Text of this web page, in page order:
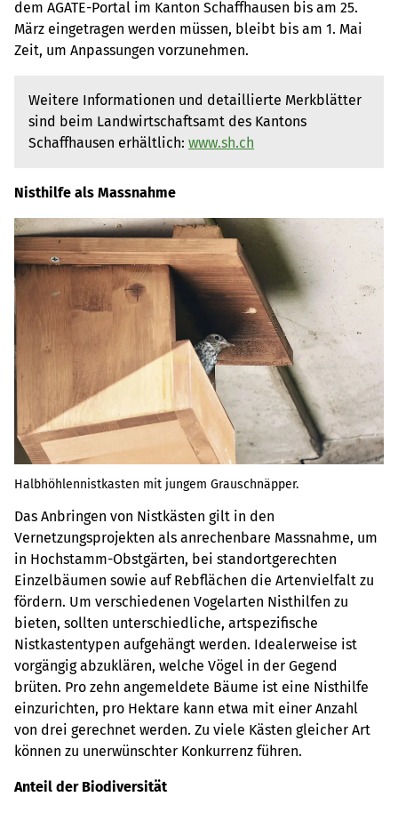
dem AGATE-Portal im Kanton Schaffhausen bis am 25.
März eingetragen werden müssen, bleibt bis am 1. Mai
Zeit, um Anpassungen vorzunehmen.
Weitere Informationen und detaillierte Merkblätter
sind beim Landwirtschaftsamt des Kantons
Schaffhausen erhältlich: www.sh.ch
Nisthilfe als Massnahme
Halbhöhlennistkasten mit jungem Grauschnäpper.
Das Anbringen von Nistkästen gilt in den
Vernetzungsprojekten als anrechenbare Massnahme, um
in Hochstamm-Obstgärten, bei standortgerechten
Einzelbäumen sowie auf Rebflächen die Artenvielfalt zu
fördern. Um verschiedenen Vogelarten Nisthilfen zu
bieten, sollten unterschiedliche, artspezifische
Nistkastentypen aufgehängt werden. Idealerweise ist
vorgängig abzuklären, welche Vögel in der Gegend
brüten. Pro zehn angemeldete Bäume ist eine Nisthilfe
einzurichten, pro Hektare kann etwa mit einer Anzahl
von drei gerechnet werden. Zu viele Kästen gleicher Art
können zu unerwünschter Konkurrenz führen.
Anteil der Biodiversität